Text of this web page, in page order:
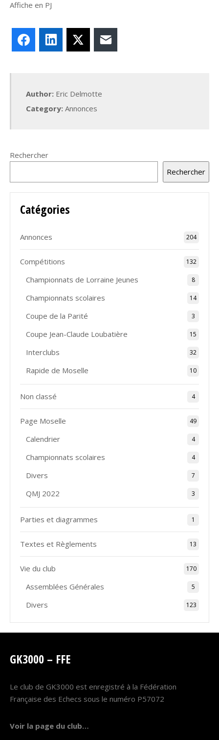
Affiche en PJ
FacebookLinkedIn
Author: Eric Delmotte
Category: Annonces
Rechercher
Rechercher
Catégories
Annonces 204
Compétitions 132
Championnats de Lorraine Jeunes 8
Championnats scolaires 14
Coupe de la Parité 3
Coupe Jean-Claude Loubatière 15
Interclubs 32
Rapide de Moselle 10
Non classé 4
Page Moselle 49
Calendrier 4
Championnats scolaires 4
Divers 7
QMJ 2022 3
Parties et diagrammes 1
Textes et Règlements 13
Vie du club 170
Assemblées Générales 5
Divers 123
GK3000 – FFE
Le club de GK3000 est enregistré à la Fédération
Française des Echecs sous le numéro P57072
Voir la page du club…